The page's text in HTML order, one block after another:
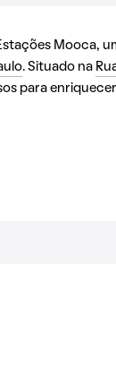
Mooca,
. Situado na
para